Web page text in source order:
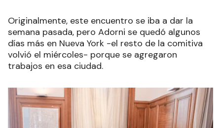
Originalmente, este encuentro se iba a dar la
semana pasada, pero Adorni se quedó algunos
días más en Nueva York -el resto de la comitiva
volvió el miércoles- porque se agregaron
trabajos en esa ciudad.